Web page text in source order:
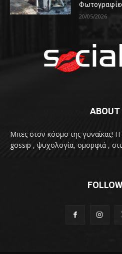
20/05/2026
ABOUT
Μπες στον κόσμο της γυναίκας! H
gossip , ψυχολογία, ομορφιά ,